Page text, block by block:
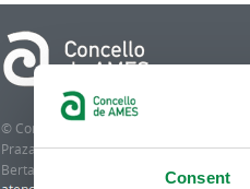
Consent
© Concello de Ames
Praza do Concello, 2 |15220
Bertamiráns (Ames)